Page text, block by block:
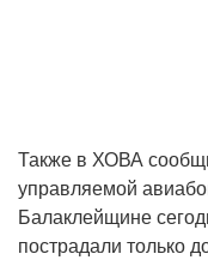
Также в ХОВА
управляемой
Балаклейщине
пострадали только